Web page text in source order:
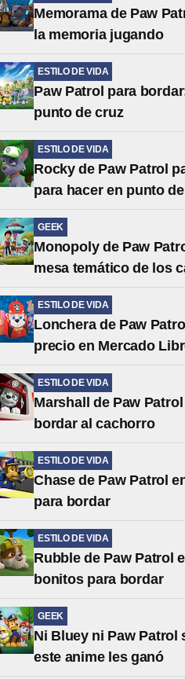
Memorama de Paw
la memoria jugando
ESTILO DE VIDA
Paw Patrol para
punto de cruz
ESTILO DE VIDA
Rocky de Paw Patrol
para hacer en punto
GEEK
Monopoly de Paw
mesa temático de los
ESTILO DE VIDA
Lonchera de Paw
precio en Mercado
ESTILO DE VIDA
Marshall de Paw
bordar al cachorro
ESTILO DE VIDA
Chase de Paw Patrol
para bordar
ESTILO DE VIDA
Rubble de Paw Patrol
bonitos para bordar
GEEK
Ni Bluey ni Paw Patrol
este anime les ganó